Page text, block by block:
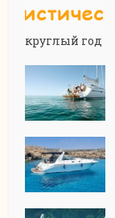
круглый год